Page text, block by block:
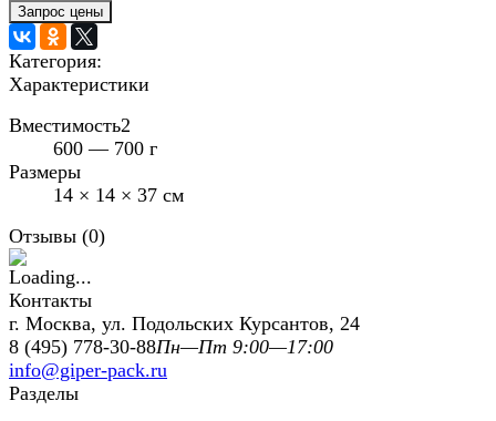
Категория:
Характеристики
Вместимость2
600 — 700 г
Размеры
14 × 14 × 37 см
Отзывы (0)
Контакты
г. Москва, ул. Подольских Курсантов, 24
8 (495) 778-30-88Пн—Пт 9:00—17:00
info@giper-pack.ru
Разделы